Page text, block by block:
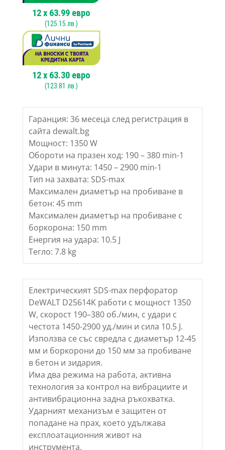
12x 63.99 евро
(125.15 лв.)
12x 63.30 евро
(123.81 лв.)
Гаранция: 36 месеца след регистрация в
сайта dewalt.bg
Мощност: 1350 W
Обороти на празен ход: 190 – 380 min-1
Удари в минута: 1450 – 2900 min-1
Тип на захвата: SDS-max
Максимален диаметър на пробиване в
бетон: 45 mm
Максимален диаметър на пробиване с
боркорона: 150 mm
Енергия на удара: 10.5 J
Тегло: 7.8 kg
Eлектрическият SDS-max перфоратор
DeWALT D25614K работи с мощност 1350
W, скорост 190–380 об./мин, с удари с
честота 1450-2900 уд./мин и сила 10.5 J.
Използва се със свредла с диаметър 12-45
мм и боркорони до 150 мм за пробиване
в бетон и зидария.
Има два режима на работа, активна
технология за контрол на вибрациите и
антивибрационна задна ръкохватка.
Ударният механизъм е защитен от
попадане на прах, което удължава
експлоатационния живот на
инструмента.